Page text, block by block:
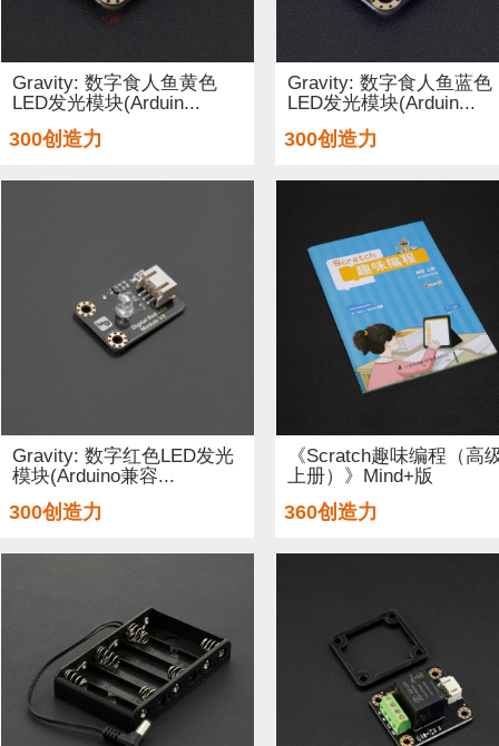
Gravity: 数字食人鱼黄色
LED发光模块(Arduin...
300创造力
Gravity: 数字食人鱼蓝色
LED发光模块(Arduin...
300创造力
Gravity: 数字红色LED发光
模块(Arduino兼容...
300创造力
《Scratch趣味编程（高
上册）》Mind+版
360创造力